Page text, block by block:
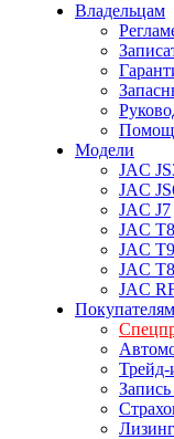
Владельцам
Модели
JAC
JAC
JAC J7
JAC T8
JAC T9
JAC
JAC
Покупателям
Трейд-
Запись
Лизинг